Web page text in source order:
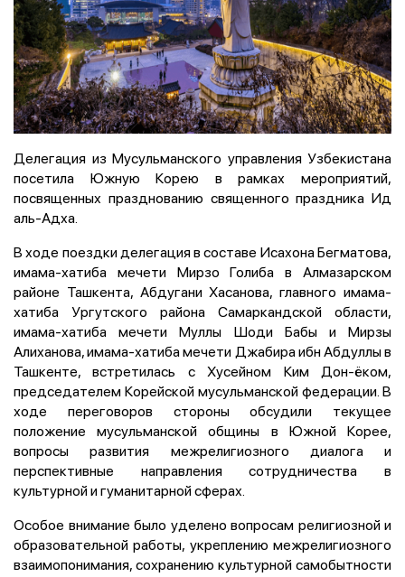
Делегация из Мусульманского управления Узбекистана
посетила Южную Корею в рамках мероприятий,
посвященных празднованию священного праздника Ид
аль-Адха.
В ходе поездки делегация в составе Исахона Бегматова,
имама-хатиба мечети Мирзо Голиба в Алмазарском
районе Ташкента, Абдугани Хасанова, главного имама-
хатиба Ургутского района Самаркандской области,
имама-хатиба мечети Муллы Шоди Бабы и Мирзы
Алиханова, имама-хатиба мечети Джабира ибн Абдуллы в
Ташкенте, встретилась с Хусейном Ким Дон-ёком,
председателем Корейской мусульманской федерации. В
ходе переговоров стороны обсудили текущее
положение мусульманской общины в Южной Корее,
вопросы развития межрелигиозного диалога и
перспективные направления сотрудничества в
культурной и гуманитарной сферах.
Особое внимание было уделено вопросам религиозной и
образовательной работы, укреплению межрелигиозного
взаимопонимания, сохранению культурной самобытности